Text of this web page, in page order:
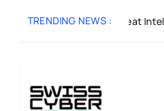
TRENDING NEWS :
Avr 3: Cyber Threat